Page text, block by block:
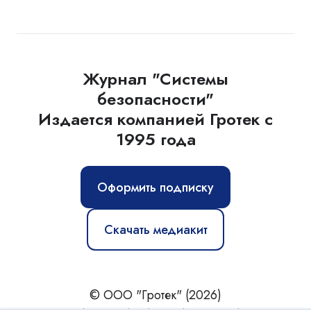
Журнал "Системы
безопасности"
Издается компанией Гротек с
1995 года
Оформить подписку
Скачать медиакит
© ООО "Гротек" (2026)